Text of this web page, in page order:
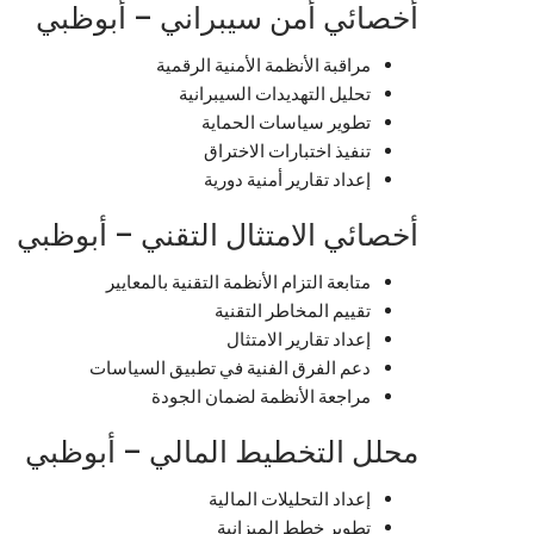
أخصائي أمن سيبراني – أبوظبي
مراقبة الأنظمة الأمنية الرقمية
تحليل التهديدات السيبرانية
تطوير سياسات الحماية
تنفيذ اختبارات الاختراق
إعداد تقارير أمنية دورية
أخصائي الامتثال التقني – أبوظبي
متابعة التزام الأنظمة التقنية بالمعايير
تقييم المخاطر التقنية
إعداد تقارير الامتثال
دعم الفرق الفنية في تطبيق السياسات
مراجعة الأنظمة لضمان الجودة
محلل التخطيط المالي – أبوظبي
إعداد التحليلات المالية
تطوير خطط الميزانية